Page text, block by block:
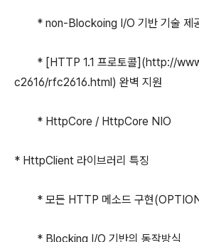
* non-Blockoing I/O 기반 기술 제
* [HTTP 1.1 프로토콜](http://
c2616/rfc2616.html) 완벽 지원
* HttpCore / HttpCore NIO
* HttpClient 라이브러리 특징
* 모든 HTTP 메소드 구현
* Blocking I/O 기반의 동작방식